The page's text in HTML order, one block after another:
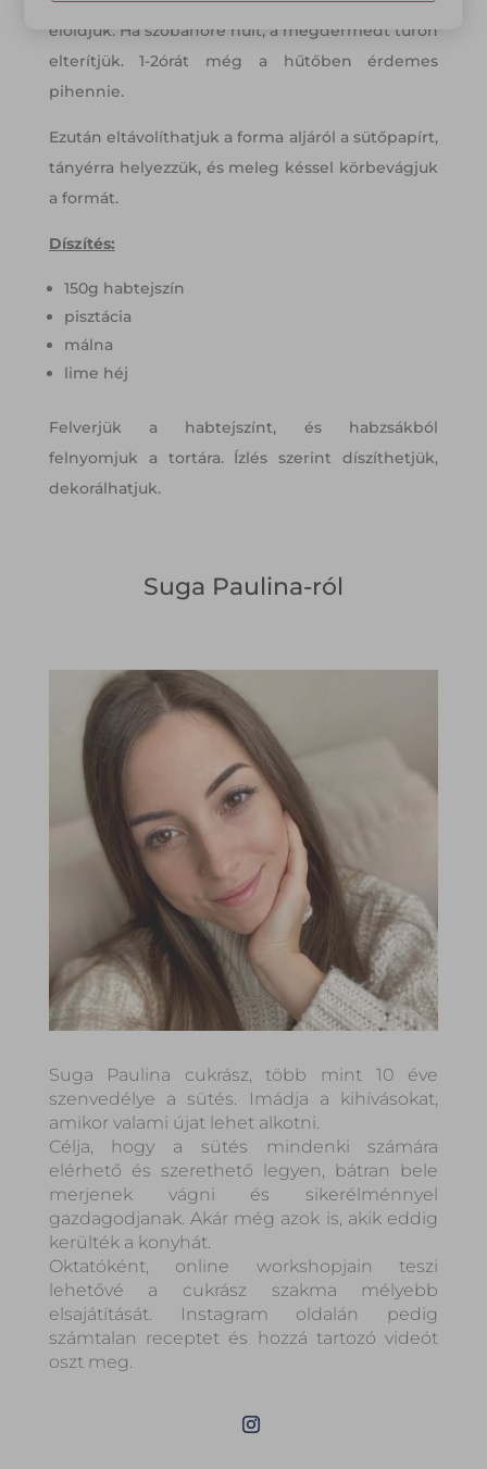
eloldjuk. Ha szobahőre hűlt, a megdermedt túrón
elterítjük. 1-2órát még a hűtőben érdemes
pihennie.
Ezután eltávolíthatjuk a forma aljáról a sütőpapírt,
tányérra helyezzük, és meleg késsel körbevágjuk
a formát.
Díszítés:
150g habtejszín
pisztácia
málna
lime héj
Felverjük a habtejszínt, és habzsákból
felnyomjuk a tortára. Ízlés szerint díszíthetjük,
dekorálhatjuk.
Suga Paulina-ról
Suga Paulina cukrász, több mint 10 éve
szenvedélye a sütés. Imádja a kihívásokat,
amikor valami újat lehet alkotni.
Célja, hogy a sütés mindenki számára
elérhető és szerethető legyen, bátran bele
merjenek vágni és sikerélménnyel
gazdagodjanak. Akár még azok is, akik eddig
kerülték a konyhát.
Oktatóként, online workshopjain teszi
lehetővé a cukrász szakma mélyebb
elsajátítását. Instagram oldalán pedig
számtalan receptet és hozzá tartozó videót
oszt meg.